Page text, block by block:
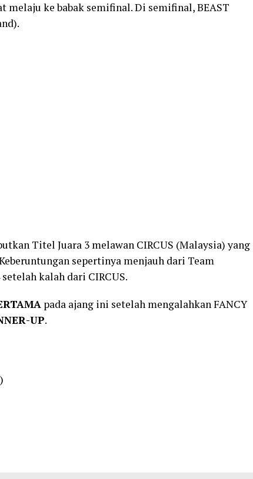
melaju ke babak semifinal. Di semifinal, BEAST
Titel Juara 3 melawan CIRCUS (Malaysia) yang
sepertinya menjauh dari Team
kalah dari CIRCUS.
pada ajang ini setelah mengalahkan FANCY
UP.